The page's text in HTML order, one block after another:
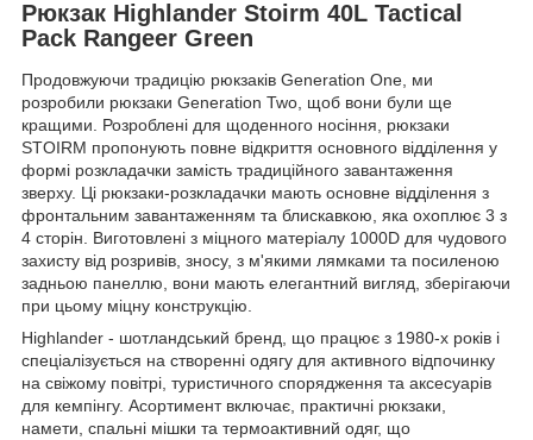
Рюкзак Highlander Stoirm 40L Tactical
Pack Rangeer Green
Продовжуючи традицію рюкзаків Generation One, ми
розробили рюкзаки Generation Two, щоб вони були ще
кращими. Розроблені для щоденного носіння, рюкзаки
STOIRM пропонують повне відкриття основного відділення у
формі розкладачки замість традиційного завантаження
зверху. Ці рюкзаки-розкладачки мають основне відділення з
фронтальним завантаженням та блискавкою, яка охоплює 3 з
4 сторін. Виготовлені з міцного матеріалу 1000D для чудового
захисту від розривів, зносу, з м'якими лямками та посиленою
задньою панеллю, вони мають елегантний вигляд, зберігаючи
при цьому міцну конструкцію.
Highlander - шотландський бренд, що працює з 1980-х років і
спеціалізується на створенні одягу для активного відпочинку
на свіжому повітрі, туристичного спорядження та аксесуарів
для кемпінгу. Асортимент включає, практичні рюкзаки,
намети, спальні мішки та термоактивний одяг, що